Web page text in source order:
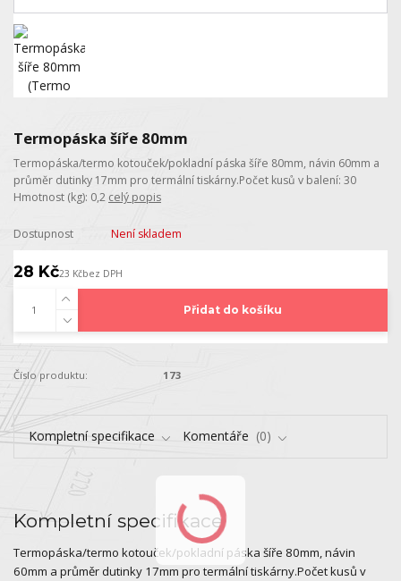
Termopáska šíře 80mm
Termopáska/termo kotouček/pokladní páska šíře 80mm, návin 60mm a
průměr dutinky 17mm pro termální tiskárny.Počet kusů v balení: 30
Hmotnost (kg): 0,2 celý popis
Dostupnost Není skladem
28 Kč23 Kčbez DPH
Přidat do košíku
Číslo produktu: 173
Kompletní specifikace Komentáře 0
Kompletní specifikace
Termopáska/termo kotouček/pokladní páska šíře 80mm, návin
60mm a průměr dutinky 17mm pro termální tiskárny.Počet kusů v